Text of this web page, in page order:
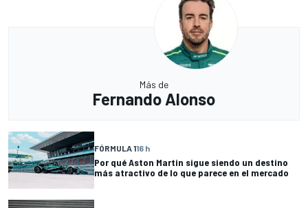
Más de
Fernando Alonso
FÓRMULA 116 h
Por qué Aston Martin sigue siendo un destino
más atractivo de lo que parece en el mercado